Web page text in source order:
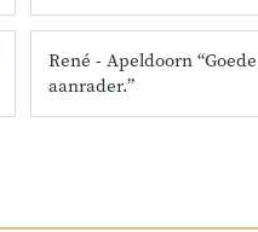
René - Apeldoorn
aanrader.”